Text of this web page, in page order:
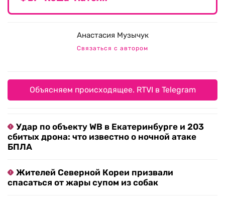
Анастасия Музычук
Связаться с автором
Объясняем происходящее. RTVI в Telegram
Удар по объекту WB в Екатеринбурге и 203
сбитых дрона: что известно о ночной атаке
БПЛА
Жителей Северной Кореи призвали
спасаться от жары супом из собак